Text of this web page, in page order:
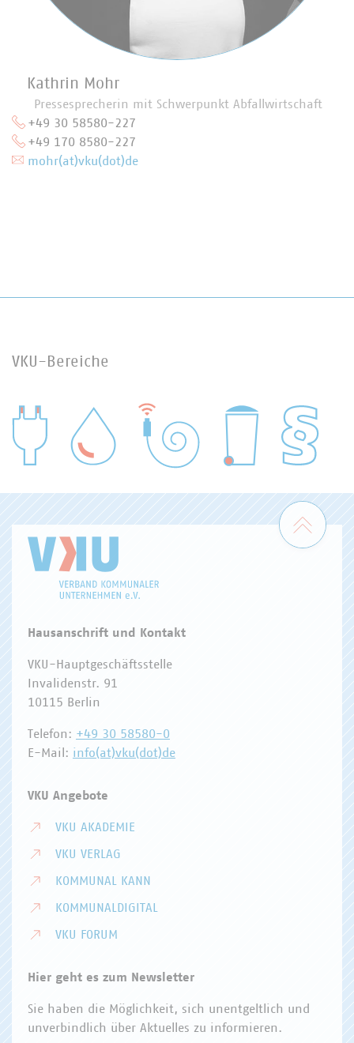
Kathrin Mohr
Pressesprecherin mit Schwerpunkt Abfallwirtschaft
+49 30 58580-227
+49 170 8580-227
mohr(at)vku(dot)de
VKU-Bereiche
WASSER/ABWASSER
Zum
Hausanschrift und Kontakt
VKU-Hauptgeschäftsstelle
Invalidenstr. 91
10115 Berlin
Telefon: +49 30 58580-0
E-Mail: info(at)vku(dot)de
VKU Angebote
VKU AKADEMIE
VKU VERLAG
KOMMUNAL KANN
KOMMUNALDIGITAL
VKU FORUM
Hier geht es zum Newsletter
Sie haben die Möglichkeit, sich unentgeltlich und
unverbindlich über Aktuelles zu informieren.